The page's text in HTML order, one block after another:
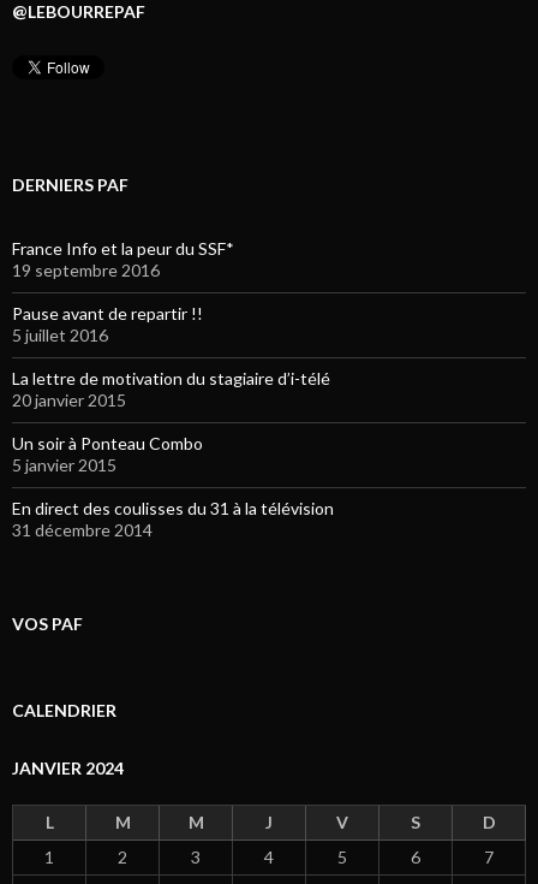
@LEBOURREPAF
DERNIERS PAF
France Info et la peur du SSF*
19 septembre 2016
Pause avant de repartir !!
5 juillet 2016
La lettre de motivation du stagiaire d’i-télé
20 janvier 2015
Un soir à Ponteau Combo
5 janvier 2015
En direct des coulisses du 31 à la télévision
31 décembre 2014
VOS PAF
CALENDRIER
JANVIER 2024
L M M J V S
D
1
2 3 4 5 6
7